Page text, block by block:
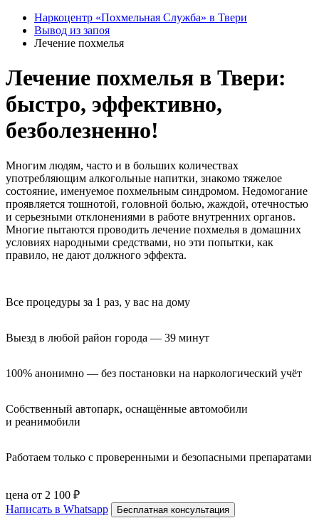
Наркоцентр «Похмельная Служба» в Твери
Вывод из запоя
Лечение похмелья
Лечение похмелья в Твери:
быстро, эффективно,
безболезненно!
Многим людям, часто и в больших количествах
употребляющим алкогольные напитки, знакомо тяжелое
состояние, именуемое похмельным синдромом. Недомогание
проявляется тошнотой, головной болью, жаждой, отечностью
и серьезными отклонениями в работе внутренних органов.
Многие пытаются проводить лечение похмелья в домашних
условиях народными средствами, но эти попытки, как
правило, не дают должного эффекта.
Все процедуры за 1 раз, у вас на дому
Выезд в любой район города — 39 минут
100% анонимно — без постановки на наркологический учёт
Собственный автопарк, оснащённые автомобили
и реанимобили
Работаем только с проверенными и безопасными препаратами
цена от 2 100 ₽
Написать в Whatsapp
Бесплатная консультация